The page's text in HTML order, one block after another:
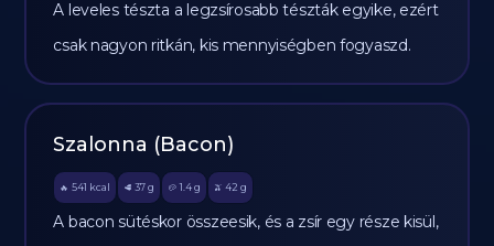
A leveles tészta a legzsírosabb tészták egyike, ezért
csak nagyon ritkán, kis mennyiségben fogyaszd.
Szalonna (Bacon)
🔥 541 kcal 🥩 37 g 🥔 1.4g 🫒 42 g
A bacon sütéskor összeesik, és a zsír egy része kisül,